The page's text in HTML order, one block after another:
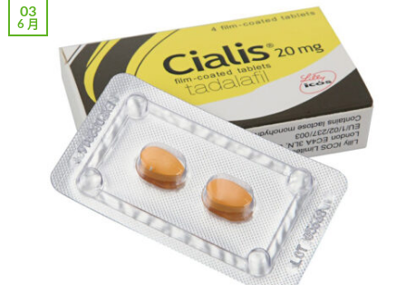
03
6 月